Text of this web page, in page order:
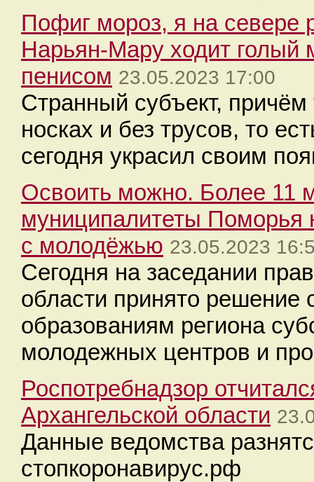
Пофиг мороз, я на севере
Нарьян-Мару ходит голый
пенисом 23.05.2023 17:00
Странный субъект, причём
носках и без трусов, то
сегодня украсил своим
Освоить можно. Более 11
муниципалитеты Поморья
с молодёжью 23.05.2023
Сегодня на заседании
области принято
образованиям региона
молодежных центров и
Роспотребнадзор
Архангельской области
Данные ведомства
стопкоронавирус.рф